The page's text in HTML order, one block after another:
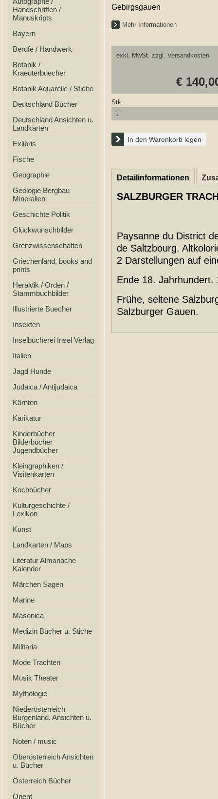
Handschriften /
Manuskripts
Bayern
Berufe / Handwerk
Botanik /
Kraeuterbuecher
Botanik Aquarelle / Stiche
Deutschland Bücher
Deutschland Ansichten u.
Landkarten
Exlibris
Fische
Geographie
Geologie Bergbau
Mineralien
Geschichte Politik
Glückwunschbilder
Grenzwissenschaften
Griechenland, books and
prints
Heraldik / Orden /
Stammbuchbilder
Illustrierte Buecher
Insekten
Inselbücherei Insel Verlag
Italien
Jagd Hunde
Judaica / Antijudaica
Kärnten
Karikatur
Kinderbücher
Bilderbücher
Jugendbücher
Kleingraphiken /
Visitenkarten
Kochbücher
Kulturgeschichte /
Lexikon
Kunst
Landkarten / Maps
Literatur Almanache
Kalender
Märchen Sagen
Marine
Masonica
Medizin Bücher u. Stiche
Militaria
Mode Trachten
Musik Theater
Mythologie
Niederösterreich
Burgenland, Ansichten u.
Bücher
Noten / music
Oberösterreich Ansichten
u. Bücher
Österreich Bücher
Orient
Gebirgsgauen
Mehr Informationen
exkl. MwSt. zzgl. Versandkosten
€
Stk:
In den Warenkorb legen
Detailinformationen
SALZBURGER
Paysanne du District
de Saltzbourg.
2 Darstellungen auf
Ende 18. Jahrhundert.
Frühe, seltene
Salzburger Gauen.